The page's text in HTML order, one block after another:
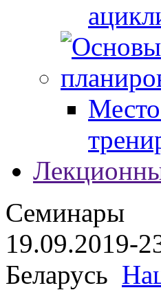
Семинары
19.09.2019-
Беларусь